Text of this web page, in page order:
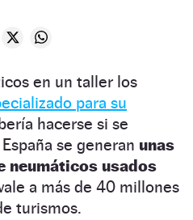
en un taller los
para su
hacerse si se
se generan unas
neumáticos usados
a más de 40 millones
turismos.